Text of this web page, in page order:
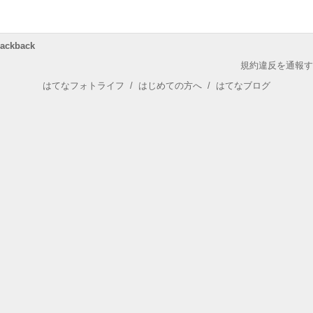
規約違反を通報
はてなフォトライフ / はじめての方へ / はてなブログ